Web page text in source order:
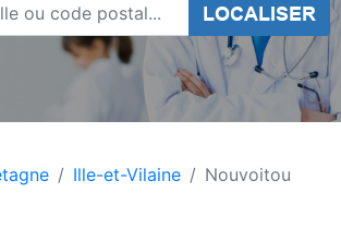
LOCALISER
Ille-et-Vilaine Nouvoitou